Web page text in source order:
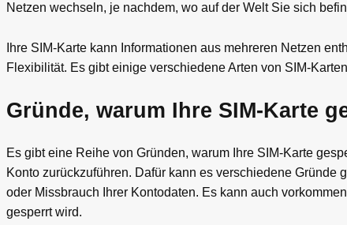
Netzen wechseln, je nachdem, wo auf der Welt Sie sich
Ihre SIM-Karte kann Informationen aus mehreren Netzen
Flexibilität. Es gibt einige verschiedene Arten von SIM-
Gründe, warum Ihre SIM-Karte
Es gibt eine Reihe von Gründen, warum Ihre SIM-Karte
Konto zurückzuführen. Dafür kann es verschiedene Gründe
oder Missbrauch Ihrer Kontodaten. Es kann auch
gesperrt wird.